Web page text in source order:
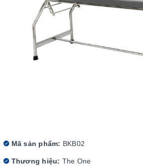
Mã sản phẩm: BKB02
Thương hiệu: The One